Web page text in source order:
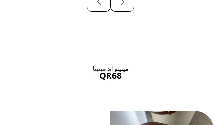
مينينو اند مينينا
QR68